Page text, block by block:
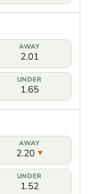
2.01
1.65
2.20
1.52